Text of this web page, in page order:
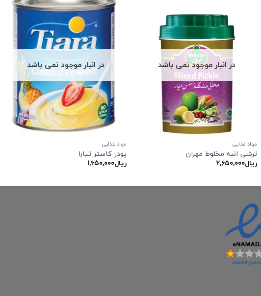
در انبار موجود نمی باشد
مواد غذایی
ترشی انبه مخلوط مهران
ریال۲,۶۵۰,۰۰۰
در انبار موجود نمی باشد
مواد غذایی
پودر کاستر تیارا
ریال۱,۶۵۰,۰۰۰